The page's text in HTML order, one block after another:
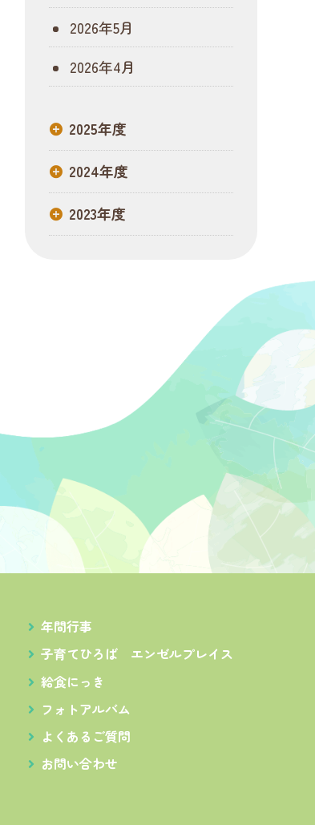
2026年5月
2026年4月
2025年度
2024年度
2023年度
年間行事
子育てひろば エンゼルプレイス
給食にっき
フォトアルバム
よくあるご質問
お問い合わせ